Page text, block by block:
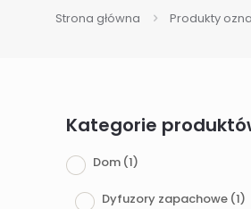
Strona główna Produkty
Kategorie
Dom (1)
Dyfuzory zapachowe (1)